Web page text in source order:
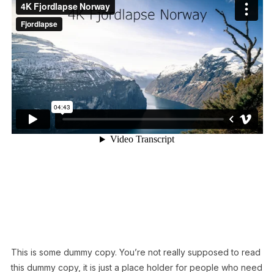
This is some dummy copy. You’re not really supposed to read
this dummy copy, it is just a place holder for people who need